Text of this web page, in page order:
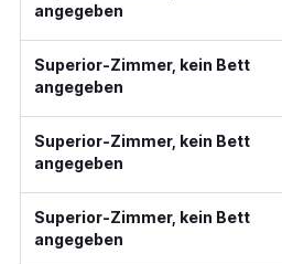
angegeben
Superior-Zimmer, kein Bett
angegeben
Superior-Zimmer, kein Bett
angegeben
Superior-Zimmer, kein Bett
angegeben